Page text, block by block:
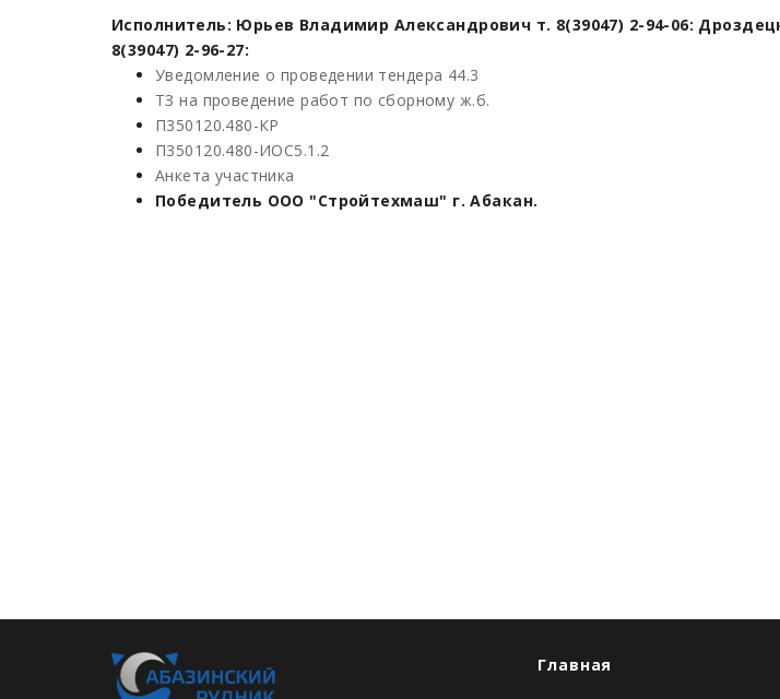
Исполнитель: Юрьев Владимир Александрович т. 8(39047) 2-94-06:
8(39047) 2-96-27:
Уведомление о проведении тендера 44.3
ТЗ на проведение работ по сборному ж.б.
П350120.480-КР
П350120.480-ИОС5.1.2
Анкета участника
Победитель ООО "Стройтехмаш" г. Абакан.
Главная